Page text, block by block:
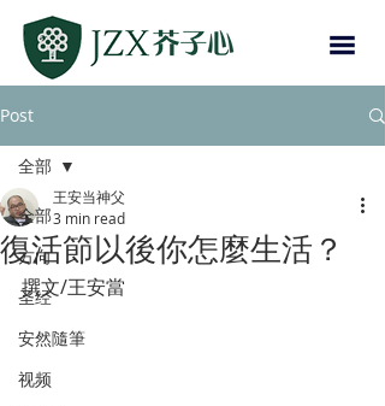
Post
全部
方向
圣经
安然隨筆
视频
全部
復活節以後你怎麼生活？
王安当神父
3 min read
撰文/王安當